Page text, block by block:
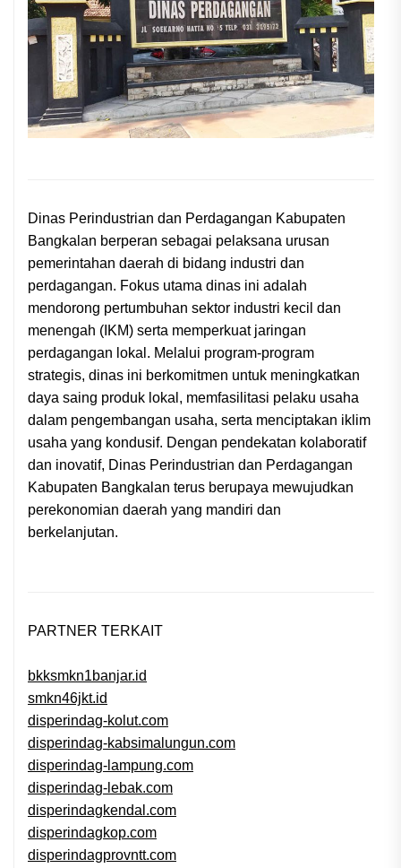
Dinas Perindustrian dan Perdagangan Kabupaten
Bangkalan berperan sebagai pelaksana urusan
pemerintahan daerah di bidang industri dan
perdagangan. Fokus utama dinas ini adalah
mendorong pertumbuhan sektor industri kecil dan
menengah (IKM) serta memperkuat jaringan
perdagangan lokal. Melalui program-program
strategis, dinas ini berkomitmen untuk meningkatkan
daya saing produk lokal, memfasilitasi pelaku usaha
dalam pengembangan usaha, serta menciptakan iklim
usaha yang kondusif. Dengan pendekatan kolaboratif
dan inovatif, Dinas Perindustrian dan Perdagangan
Kabupaten Bangkalan terus berupaya mewujudkan
perekonomian daerah yang mandiri dan
berkelanjutan.
PARTNER TERKAIT
bkksmkn1banjar.id
smkn46jkt.id
disperindag-kolut.com
disperindag-kabsimalungun.com
disperindag-lampung.com
disperindag-lebak.com
disperindagkendal.com
disperindagkop.com
disperindagprovntt.com